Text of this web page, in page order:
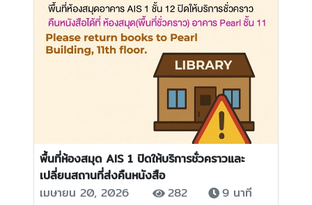
พื้นที่ห้องสมุด AIS 1 ปิดให้บริการชั่วคราวและ
เปลี่ยนสถานที่ส่งคืนหนังสือ
เมษายน 20, 2026
282
9 นาที